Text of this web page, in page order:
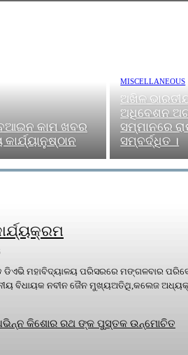
କାମ ଖବର
MISCELLANEOUS
ଅଖିଳ
ଅଧିବେଶନ
ସମ୍ମାନରେ
ସମ୍ବର୍ଦ୍ଧିତ ।
ଡିଏଭି ମହାବିଦ୍ୟାଳୟ ପରିସରରେ ମଙ୍ଗଳବାର
ବିଧାୟକ ନବୀନ ଜୈନ ମୁଖ୍ୟଅତିଥି,କଲେଜ
ଅଭିନ୍ନ କିଶୋର ରଥ ଙ୍କ ପୁସ୍ତକ ଉନ୍ମୋଚିତ